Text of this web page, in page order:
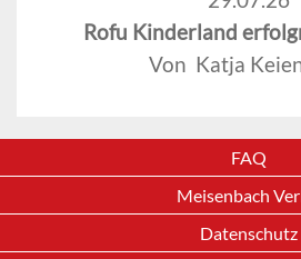
Rofu Kinderland
Von Katja
FAQ
Meisenbach
Datenschutz